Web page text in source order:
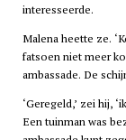
interesseerde.
Malena heette ze.
fatsoen niet meer
ambassade. De
‘Geregeld,’ zei hij,
Een tuinman was